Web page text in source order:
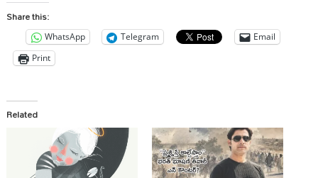
Share this:
WhatsApp Telegram
Email
Print
Related